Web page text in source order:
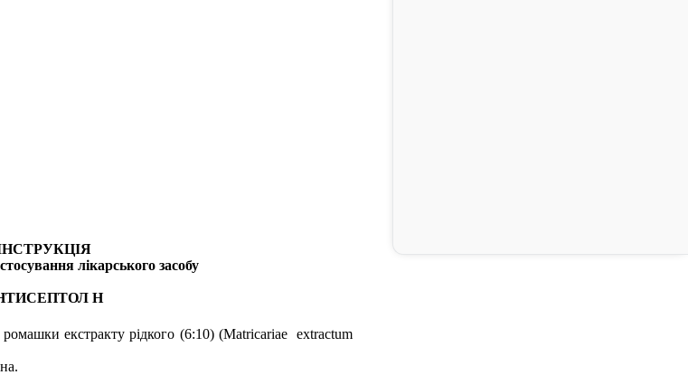
лікарського засобу
Н
екстракту рідкого (6:10) (Matricariae extractum